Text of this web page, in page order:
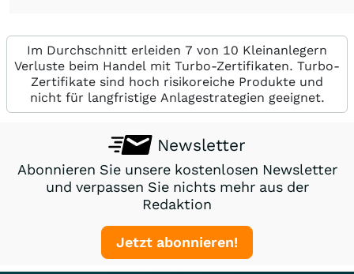
Im Durchschnitt erleiden 7 von 10 Kleinanlegern
Verluste beim Handel mit Turbo-Zertifikaten. Turbo-
Zertifikate sind hoch risikoreiche Produkte und
nicht für langfristige Anlagestrategien geeignet.
Newsletter
Abonnieren Sie unsere kostenlosen Newsletter
und verpassen Sie nichts mehr aus der
Redaktion
Jetzt abonnieren!